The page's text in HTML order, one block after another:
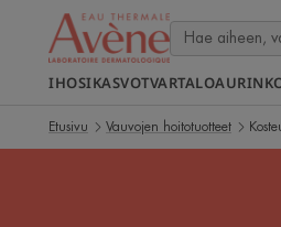
IHOSIKASVOTVARTALO
Etusivu Vauvojen hoitotuotteet